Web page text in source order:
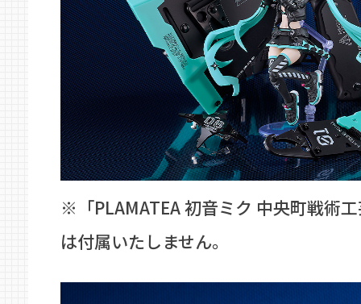
※「PLAMATEA 初音ミク 中央町戦術
は付属いたしません。